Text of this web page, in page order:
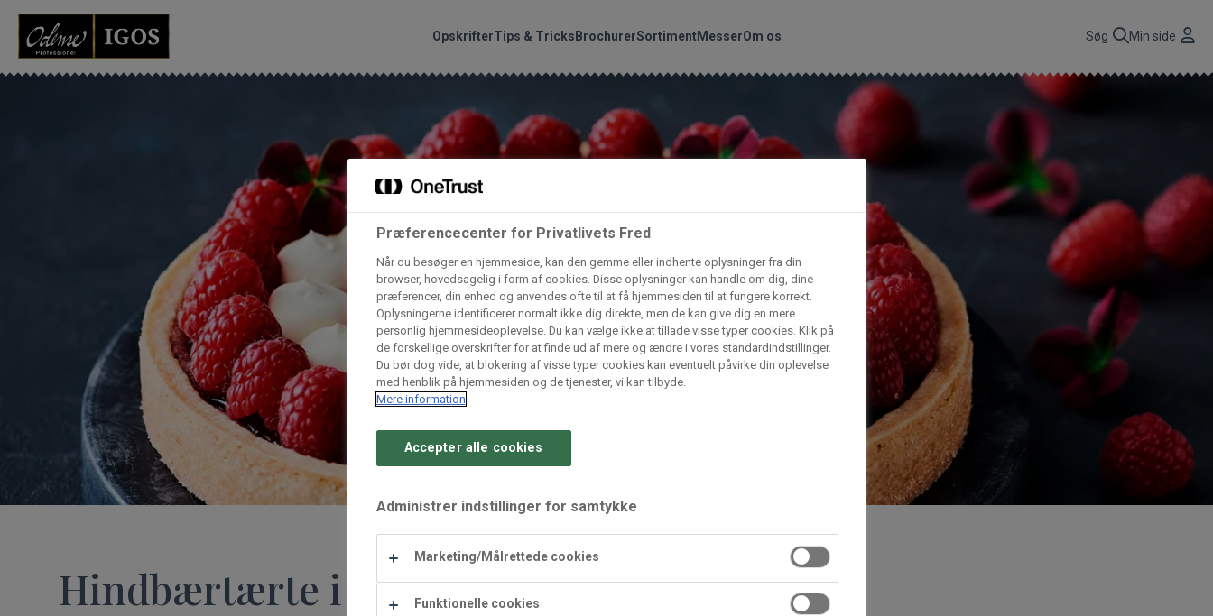
OpskrifterTips & TricksBrochurerSortimentMesserOm os Søg Min side
Hindbærtærte i røde og hvide farver
Søg
Grossister der forhandler vores produkter
Arctic Import BC Catering A/S CBP A/S
Dagrofa Foodservice Gima Catering A/S
Hørkram Foodservice A/S INCO Cash & Carry L. C. Lauritzen A/S
Procater ApS Vaffelexpressen Vaffelgrossisten Waffle Barons
Waffle Supply
Gem dine favoritter!
personlige samling af favoritopskrifter eller produkter.
Bliv medlem af Odense Marcipan's professionelle fællesskab og få
hvor som helst.
Log ind Opret profil
Præferencecenter for Privatlivets Fred
Når du besøger en hjemmeside, kan den gemme eller indhente oplysninger fra din
browser, hovedsagelig i form af cookies. Disse oplysninger kan handle om dig, dine
præferencer, din enhed og anvendes ofte til at få hjemmesiden til at fungere korrekt.
Oplysningerne identificerer normalt ikke dig direkte, men de kan give dig en mere
personlig hjemmesideoplevelse. Du kan vælge ikke at tillade visse typer cookies. Klik på
de forskellige overskrifter for at finde ud af mere og ændre i vores standardindstillinger.
Du bør dog vide, at blokering af visse typer cookies kan eventuelt påvirke din oplevelse
med henblik på hjemmesiden og de tjenester, vi kan tilbyde.
Mere information
Accepter alle cookies
Administrer indstillinger for samtykke
Marketing/Målrettede cookies
Funktionelle cookies